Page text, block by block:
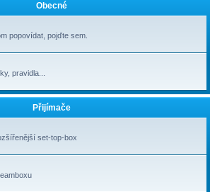
r
h
Obecné
popovídat, pojďte sem.
pravidla...
Přijímače
set-top-box